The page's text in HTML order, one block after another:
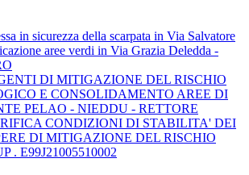
in sicurezza della scarpata in Via Salvatore
aree verdi in Via Grazia Deledda -
DI MITIGAZIONE DEL RISCHIO
E CONSOLIDAMENTO AREE DI
PELAO - NIEDDU - RETTORE
CONDIZIONI DI STABILITA' DEI
DI MITIGAZIONE DEL RISCHIO
. E99J21005510002